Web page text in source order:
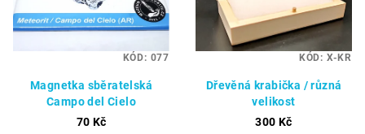
Magnetka sběratelská
Campo del Cielo
70 Kč
KÓD: 077
Dřevěná krabička / různá
velikost
300 Kč
KÓD: X-KR